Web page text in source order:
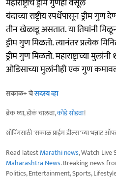
यंदाच्या राष्ट्रीय स्पर्धेपासून ड्रीम
तीन खेळाडू असतात. या तिघांनी
ड्रीम गुण मिळतो. त्यानंतर प्रत्येक
ड्रीम गुण मिळतो. महाराष्ट्राच्या
ओडिसाच्या मुलांनीही एक गुण
सकाळ+ चेसदस्य व्हा
ब्रेक घ्या, डोकं चालवा,कोडे सोडवा!
शॉपिंगसाठी 'सकाळ प्राईम डील्स'च्या भन्नाट
Read latestMarathi news, Watch Live
Maharashtra News. Breaking news
Politics, Entertainment, Sports,